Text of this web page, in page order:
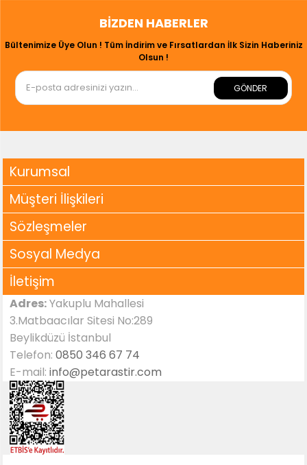
BIZDEN HABERLER
Bültenimize Üye Olun ! Tüm İndirim ve Fırsatlardan İlk Sizin Haberiniz
Olsun !
GÖNDER
Kurumsal
Müşteri İlişkileri
Sözleşmeler
Sosyal Medya
İletişim
Adres:Yakuplu Mahallesi
3.Matbaacılar Sitesi No:289
Beylikdüzü İstanbul
Telefon:0850 346 67 74
E-mail:info@petarastir.com